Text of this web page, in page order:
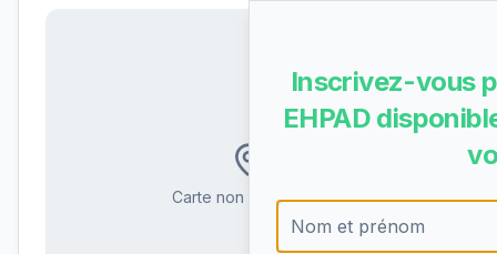
Carte non disponible
Inscrivez-vous
EHPAD